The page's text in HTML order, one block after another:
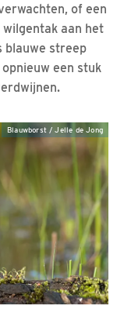
of een
aan het
blauwe streep
een stuk
Blauwborst / Jelle de Jong